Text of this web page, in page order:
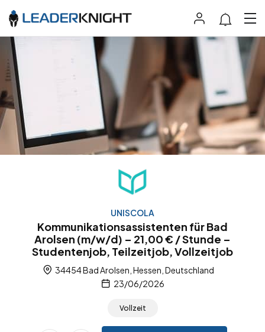
UNISCOLA
Kommunikationsassistenten für Bad
Arolsen (m/w/d) – 21,00 € / Stunde –
Studentenjob, Teilzeitjob, Vollzeitjob
34454 Bad Arolsen, Hessen, Deutschland
23/06/2026
Vollzeit